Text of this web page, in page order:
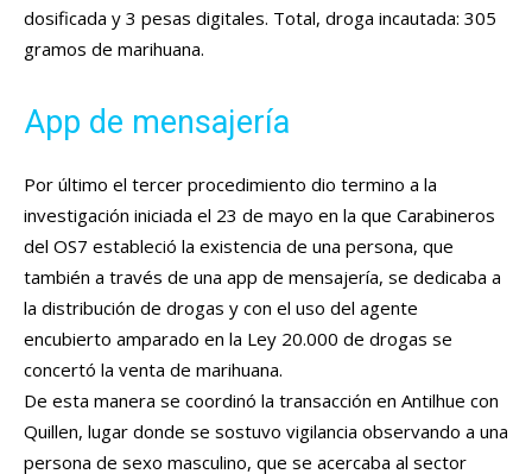
dosificada y 3 pesas digitales. Total, droga incautada: 305
gramos de marihuana.
App de mensajería
Por último el tercer procedimiento dio termino a la
investigación iniciada el 23 de mayo en la que Carabineros
del OS7 estableció la existencia de una persona, que
también a través de una app de mensajería, se dedicaba a
la distribución de drogas y con el uso del agente
encubierto amparado en la Ley 20.000 de drogas se
concertó la venta de marihuana.
De esta manera se coordinó la transacción en Antilhue con
Quillen, lugar donde se sostuvo vigilancia observando a una
persona de sexo masculino, que se acercaba al sector